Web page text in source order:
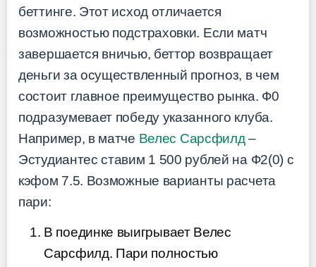
беттинге. Этот исход отличается
возможностью подстраховки. Если матч
завершается вничью, беттор возвращает
деньги за осуществленный прогноз, в чем
состоит главное преимущество рынка. Ф0
подразумевает победу указанного клуба.
Например, в матче Велес Сарсфилд–
Эстудиантес ставим 1 500 рублей на Ф2(0) с
кэфом 7.5. Возможные варианты расчета
пари:
В поединке выигрывает Велес
Сарсфилд. Пари полностью